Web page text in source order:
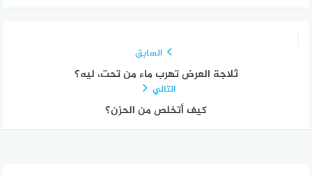
السابق
ثلاجة العرض تهرب ماء من تحت، ليه؟
التالي
كيف أتخلص من الحزن؟